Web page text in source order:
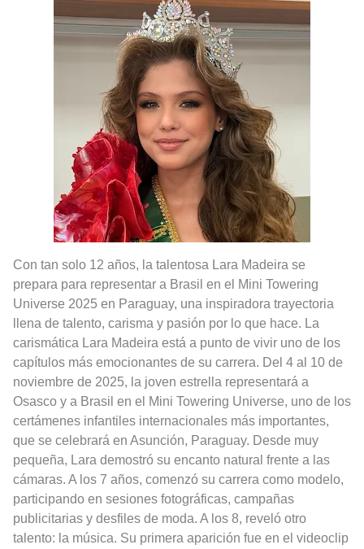
Con tan solo 12 años, la talentosa Lara Madeira se
prepara para representar a Brasil en el Mini Towering
Universe 2025 en Paraguay, una inspiradora trayectoria
llena de talento, carisma y pasión por lo que hace. La
carismática Lara Madeira está a punto de vivir uno de los
capítulos más emocionantes de su carrera. Del 4 al 10 de
noviembre de 2025, la joven estrella representará a
Osasco y a Brasil en el Mini Towering Universe, uno de los
certámenes infantiles internacionales más importantes,
que se celebrará en Asunción, Paraguay. Desde muy
pequeña, Lara demostró su encanto natural frente a las
cámaras. A los 7 años, comenzó su carrera como modelo,
participando en sesiones fotográficas, campañas
publicitarias y desfiles de moda. A los 8, reveló otro
talento: la música. Su primera aparición fue en el videoclip